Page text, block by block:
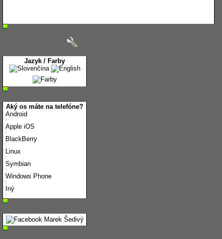
Jazyk / Farby
Aký os máte na telefóne?
Android
Apple iOS
BlackBerry
Linux
Symbian
Windows Phone
Iný